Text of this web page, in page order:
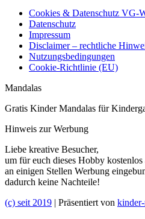
Cookies & Datenschutz VG-
Datenschutz
Impressum
Disclaimer – rechtliche
Nutzungsbedingungen
Cookie-Richtlinie (EU)
Mandalas
Gratis Kinder Mandalas für
Hinweis zur Werbung
Liebe kreative Besucher,
um für euch dieses Hobby
an einigen Stellen Werbung
dadurch keine Nachteile!
(c) seit 2019 | Präsentiert von